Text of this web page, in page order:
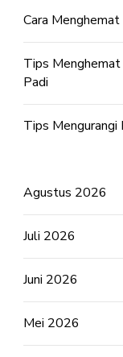
Cara
Tips Menghemat
Padi
Tips Mengurangi
Agustus 2026
Juli 2026
Juni 2026
Mei 2026